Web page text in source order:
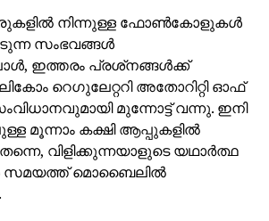
നിന്നുള്ള ഫോണ്‍കോളുകള്‍
സംഭവങ്ങള്‍
ഇത്തരം പ്രശ്‌നങ്ങള്‍ക്ക്
റെഗുലേറ്ററി അതോറിറ്റി ഓഫ്
മുന്നോട്ട് വന്നു. ഇനി
മൂന്നാം കക്ഷി ആപ്പുകളില്‍
വിളിക്കുന്നയാളുടെ യഥാര്‍ത്ഥ
സമയത്ത് മൊബൈലില്‍